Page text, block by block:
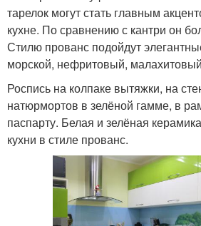
тарелок могут стать главным
кухне. По сравнению с кантри он
Стилю прованс подойдут
морской, нефритовый,
Роспись на колпаке вытяжки, на
натюрмортов в зелёной гамме, в
паспарту. Белая и зелёная
кухни в стиле прованс.